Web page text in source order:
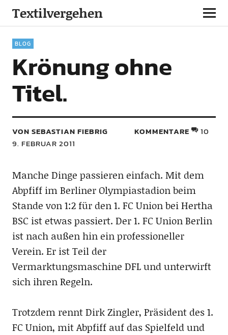
Textilvergehen
BLOG
Krönung ohne
Titel.
VON SEBASTIAN FIEBRIG
9. FEBRUAR 2011
KOMMENTARE 10
Manche Dinge passieren einfach. Mit dem
Abpfiff im Berliner Olympiastadion beim
Stande von 1:2 für den 1. FC Union bei Hertha
BSC ist etwas passiert. Der 1. FC Union Berlin
ist nach außen hin ein professioneller
Verein. Er ist Teil der
Vermarktungsmaschine DFL und unterwirft
sich ihren Regeln.
Trotzdem rennt Dirk Zingler, Präsident des 1.
FC Union, mit Abpfiff auf das Spielfeld und